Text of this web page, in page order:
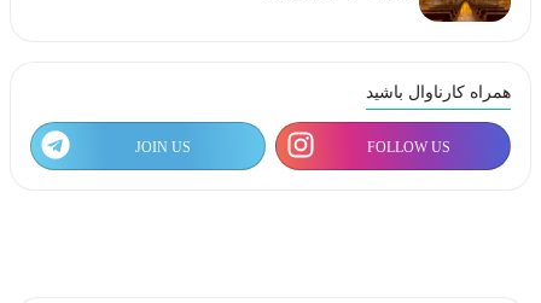
همراه کارناوال باشید
FOLLOW US
JOIN US